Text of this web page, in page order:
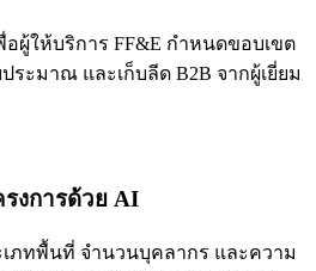
อผู้ให้บริการ FF&E กำหนดขอบเขต
ระมาณ และเก็บลีด B2B จากผู้เยี่ยม
งการด้วย AI
เภทพื้นที่ จำนวนบุคลากร และความ